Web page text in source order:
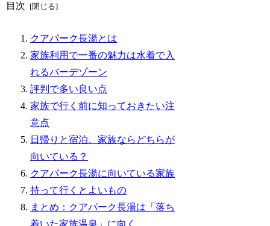
目次
クアパーク長湯とは
家族利用で一番の魅力は水着で入
れるバーデゾーン
評判で多い良い点
家族で行く前に知っておきたい注
意点
日帰りと宿泊、家族ならどちらが
向いている？
クアパーク長湯に向いている家族
持って行くとよいもの
まとめ：クアパーク長湯は「落ち
着いた家族温泉」に向く